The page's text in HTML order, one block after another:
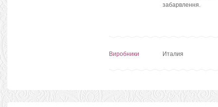
забарвлення.
Виробники Италия